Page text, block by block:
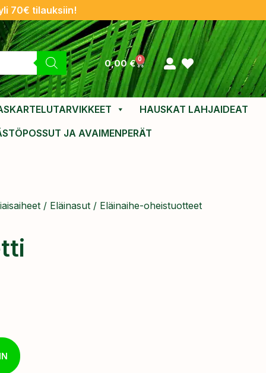
70€ tilauksiin!
0,00€ 0
HAUSKAT LAHJAIDEAT
JA AVAIMENPERÄT
/ Eläinasut / Eläinaihe-oheistuotteet